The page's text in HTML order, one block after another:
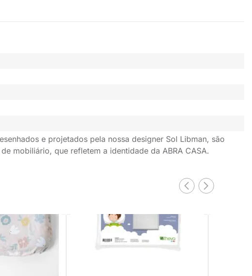
e projetados pela nossa designer Sol Libman, são
mobiliário, que refletem a identidade da ABRA CASA.
para Bebês -
PRONTA ENTREGA
Travesseiro Infantil Theva Visco Branco -